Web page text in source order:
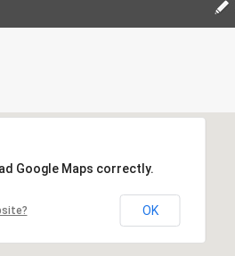
Google Maps correctly.
OK